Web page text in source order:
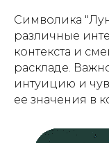
Символика
различные
контекста и
раскладе.
интуицию и
ее значения в